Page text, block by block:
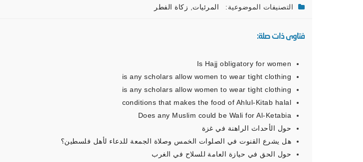
التصنيفات الموضوعية: المرئيات زكاة الفطر
فتاوى ذات صلة:
Is Hajj obligatory for women
is any scholars allow women to wear tight clothing
is any scholars allow women to wear tight clothing
conditions that makes the food of Ahlul-Kitab halal
Does any Muslim could be Wali for Al-Ketabia
حول الأحداث الراهنة في غزة
هل يشرع القنوت في الصلوات الخمس وصلاة الجمعة للدعاء لأهل فلسطين؟
حول الحق في حيازة العامة للسلاح في الغرب